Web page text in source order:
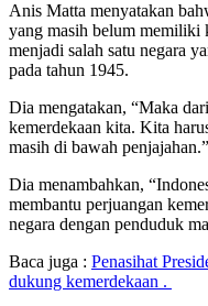
Anis Matta menyatakan
yang masih belum memiliki
menjadi salah satu negara
pada tahun 1945.
Dia mengatakan, “Maka
kemerdekaan kita. Kita
masih di bawah penjajahan.”
Dia menambahkan,
membantu perjuangan
negara dengan penduduk
Baca juga : Penasihat
dukung kemerdekaan .